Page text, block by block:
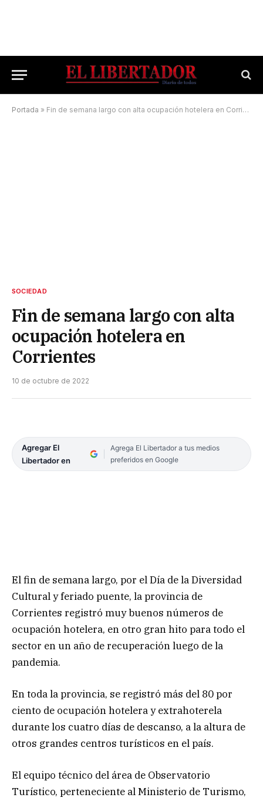
Portada » Fin de semana largo con alta ocupación hotelera en Corrientes
SOCIEDAD
Fin de semana largo con alta
ocupación hotelera en
Corrientes
10 de octubre de 2022
Agregar El
Libertador en
Agrega El Libertador a tus medios
preferidos en Google
El fin de semana largo, por el Día de la Diversidad
Cultural y feriado puente, la provincia de
Corrientes registró muy buenos números de
ocupación hotelera, en otro gran hito para todo el
sector en un año de recuperación luego de la
pandemia.
En toda la provincia, se registró más del 80 por
ciento de ocupación hotelera y extrahoterela
durante los cuatro días de descanso, a la altura de
otros grandes centros turísticos en el país.
El equipo técnico del área de Observatorio
Turístico, perteneciente al Ministerio de Turismo,